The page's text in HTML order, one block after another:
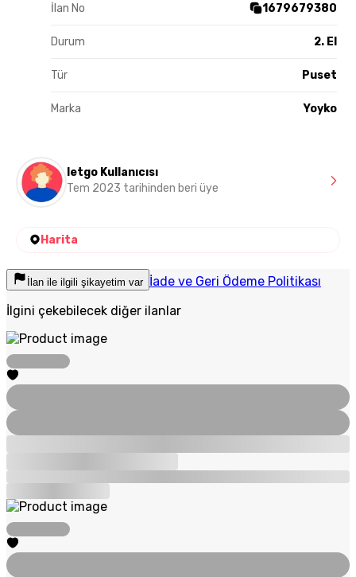
İlan No 1679679380
Durum 2. El
Tür Puset
Marka Yoyko
letgo Kullanıcısı
Tem 2023 tarihinden beri üye
Harita
İlan ile ilgili şikayetim var İade ve Geri Ödeme Politikası
İlgini çekebilecek diğer ilanlar